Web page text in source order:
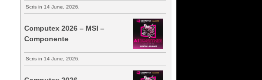
Scris in 14 June, 2026.
Computex 2026 – MSI –
Componente
Scris in 14 June, 2026.